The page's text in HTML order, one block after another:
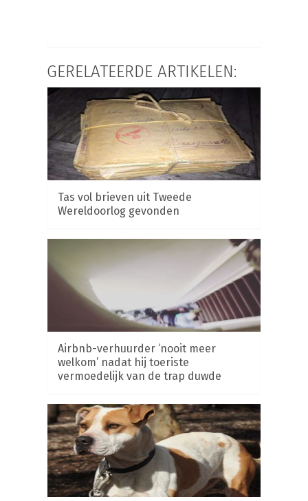
GERELATEERDE ARTIKELEN:
Tas vol brieven uit Tweede
Wereldoorlog gevonden
Airbnb-verhuurder ‘nooit meer
welkom’ nadat hij toeriste
vermoedelijk van de trap duwde